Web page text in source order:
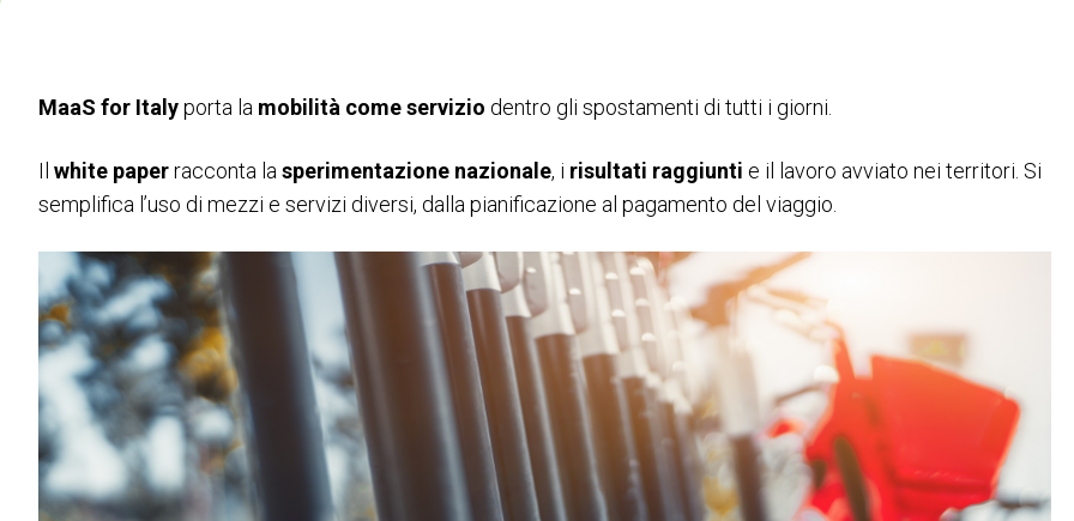
Richiedi Info
ESPORRE
Perché esporre
Informazioni pratiche
Richiedi un preventivo
Le parole della Mobilità
Area Riservata Espositori
CATALOGO
Catalogo Espositori
EVENTI
Palinsesto Convegnistico
MaaS for Italyporta la mobilità come servizio dentro gli spostamenti di tutti i giorni.
Il white paperracconta la sperimentazione nazionale, i risultati raggiunti e il lavoro avviato nei territori. Si
semplifica l’uso di mezzi e servizi diversi, dalla pianificazione al pagamento del viaggio.